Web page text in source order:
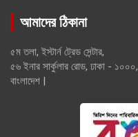
আমাদের ঠিকানা
৫ম তলা, ইস্টার্ন ট্রেড সেন্টার,
৫৬ ইনার সার্কুলার রোড, ঢাকা - ১০০০,
বাংলাদেশ |